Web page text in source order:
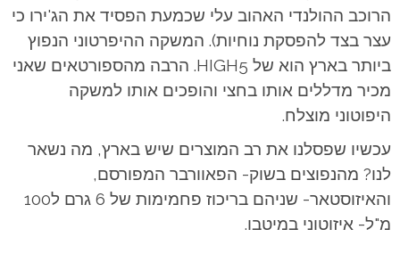
הרוכב ההולנדי האהוב עלי שכמעת הפסיד את הג'ירו כי
עצר בצד להפסקת נוחיות). המשקה ההיפרטוני הנפוץ
ביותר בארץ הוא של HIGH5. הרבה מהספורטאים שאני
מכיר מדללים אותו בחצי והופכים אותו למשקה
היפוטוני מוצלח.
עכשיו שפסלנו את רב המוצרים שיש בארץ, מה נשאר
לנו? מהנפוצים בשוק- הפאוורבר המפורסם,
והאיזוסטאר- שניהם בריכוז פחמימות של 6 גרם ל100
מ"ל- איזוטוני במיטבו.